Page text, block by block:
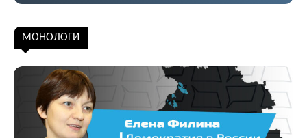
Подписаться
МОНОЛОГИ